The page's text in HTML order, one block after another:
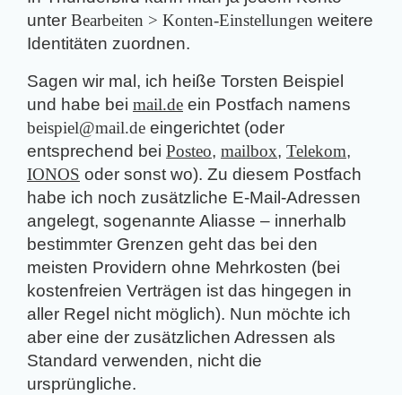
unter Bearbeiten > Konten-Einstellungen weitere
Identitäten zuordnen.
Sagen wir mal, ich heiße Torsten Beispiel
und habe bei mail.de ein Postfach namens
beispiel@mail.de eingerichtet (oder
entsprechend bei Posteo, mailbox, Telekom,
IONOS oder sonst wo). Zu diesem Postfach
habe ich noch zusätzliche E-Mail-Adressen
angelegt, sogenannte Aliasse – innerhalb
bestimmter Grenzen geht das bei den
meisten Providern ohne Mehrkosten (bei
kostenfreien Verträgen ist das hingegen in
aller Regel nicht möglich). Nun möchte ich
aber eine der zusätzlichen Adressen als
Standard verwenden, nicht die
ursprüngliche.